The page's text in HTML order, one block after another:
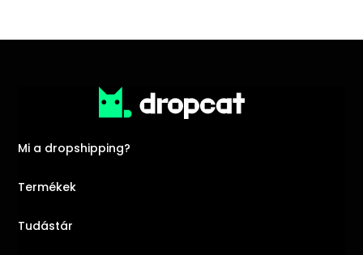
Mi a dropshipping?
Termékek
Tudástár